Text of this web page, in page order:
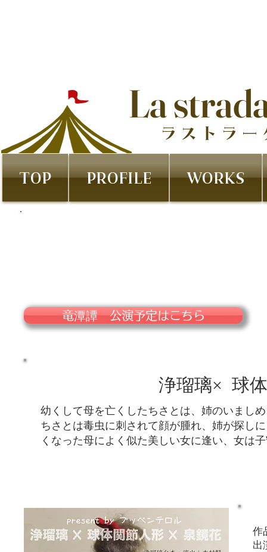
La
ラストラ
TOP PROFILE WORKS
竜潭譚 公演予定はこちら
浄瑠璃× 球体
幼くして母を亡くしたちさとは、姉のいまし
ちさとは毒虫に刺されて顔が腫れ、姉が探し
くなった母によく似た美しい女に逢い、女は